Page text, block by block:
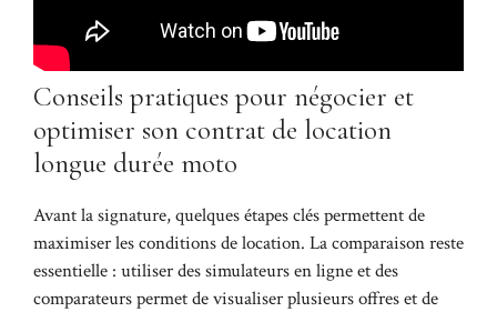
Conseils pratiques pour négocier et
optimiser son contrat de location
longue durée moto
Avant la signature, quelques étapes clés permettent de
maximiser les conditions de location. La comparaison reste
essentielle : utiliser des simulateurs en ligne et des
comparateurs permet de visualiser plusieurs offres et de